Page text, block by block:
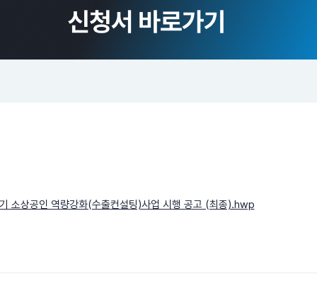
소상공인 역량강화(수출컨설팅)사업 시행 공고 (최종).hwp